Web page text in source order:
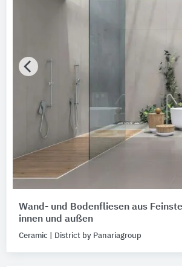
Wand- und Bodenfliesen aus
innen und außen
Ceramic | District by Panariagroup